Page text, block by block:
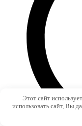
Этот сайт
использовать сайт, Вы